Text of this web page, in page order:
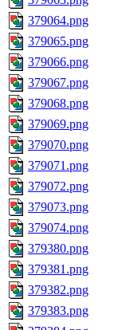
379064.png
379065.png
379066.png
379067.png
379068.png
379069.png
379070.png
379071.png
379072.png
379073.png
379074.png
379380.png
379381.png
379382.png
379383.png